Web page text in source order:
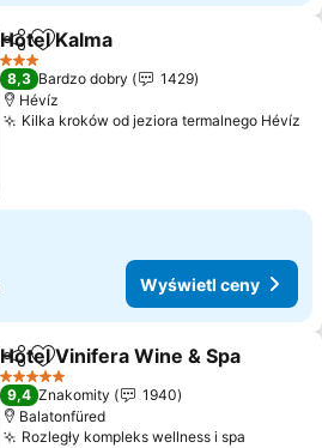
Udostępnij
Dodaj do ulubionych
Hotel Kalma
3 Kategoria
8,3 Bardzo dobry
1429
Hévíz
Kilka kroków od jeziora termalnego Hévíz
Wyświetl ceny
Udostępnij
Dodaj do ulubionych
Hotel Vinifera Wine & Spa
5 Kategoria
9,4 Znakomity
1940
Balatonfüred
Rozległy kompleks wellness i spa